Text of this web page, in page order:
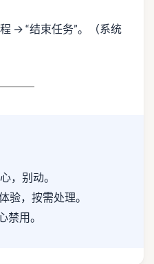
→ “结束任务”。（系统
，别动。
验，按需处理。
禁用。